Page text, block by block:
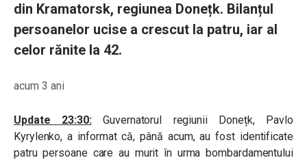
din Kramatorsk, regiunea Donețk. Bilanțul
persoanelor ucise a crescut la patru, iar al
celor rănite la 42.
acum 3 ani
Update 23:30: Guvernatorul regiunii Donețk, Pavlo
Kyrylenko, a informat că, până acum, au fost identificate
patru persoane care au murit în urma bombardamentului